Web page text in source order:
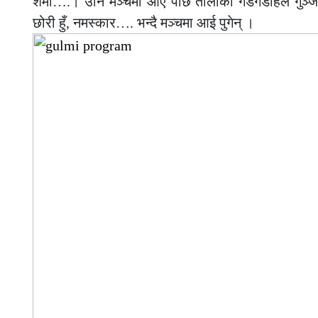
छोरी हुँ, नमस्कार…. भन्दै मञ्चमा आई पुगेन् ।